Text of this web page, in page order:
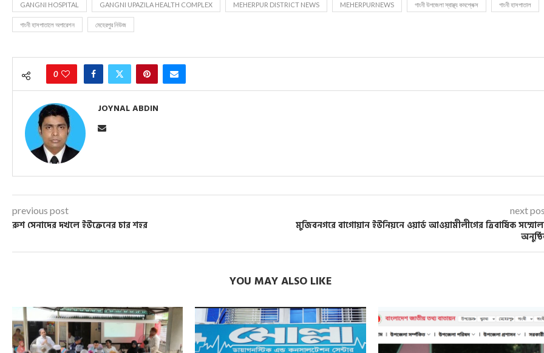
GANGNI HOSPITAL GANGNI UPAZILA HEALTH COMPLEX MEHERPUR DISTRICT NEWS MEHERPURNEWS গাংনী উপজেলা স্বাস্থ্য কমপ্লেক্স গাংনী হাসপাতাল
গাংনী হাসপাতালে অপারেশন মেহেরপুর নিউজ
0
JOYNAL ABDIN
previous post
রুশ সেনাদের দখলে ইউক্রেনের চার শহর
next
মুজিবনগরে বাগোয়ান ইউনিয়নে ওয়ার্ড আওয়ামীলীগের ত্রিবার্ষিক
YOU MAY ALSO LIKE